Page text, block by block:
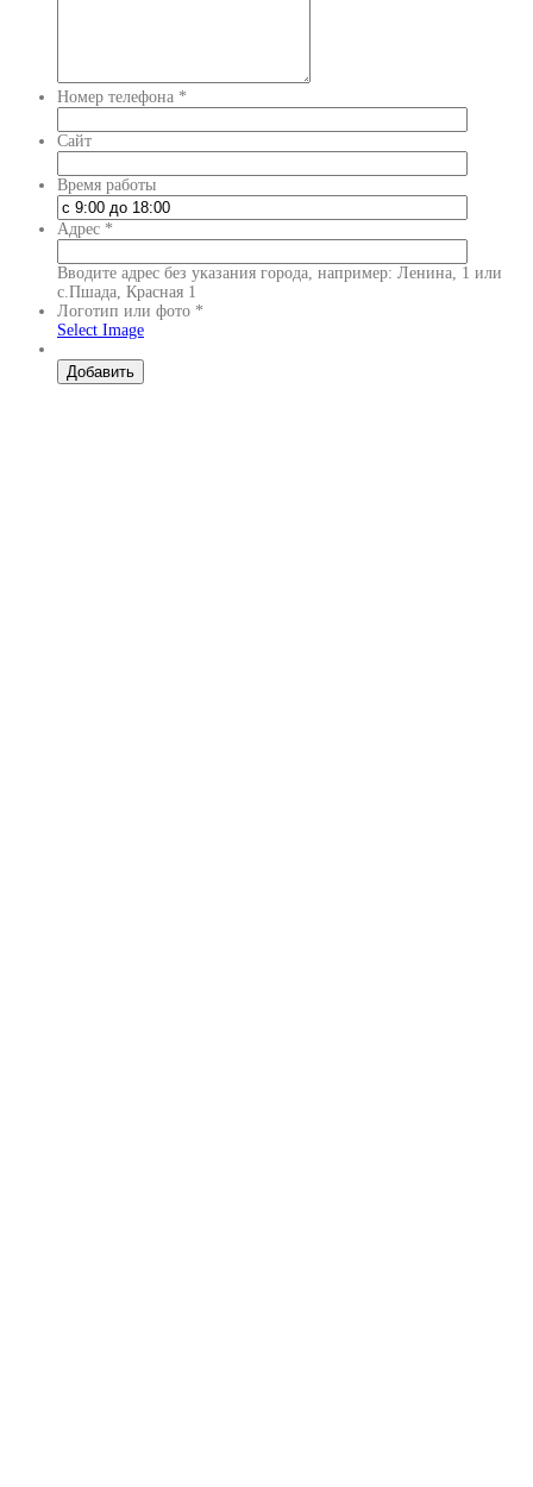
Номер телефона *
Сайт
Время работы
Адрес *
Вводите адрес без указания города, например: Ленина, 1 или
с.Пшада, Красная 1
Логотип или фото *
Select Image